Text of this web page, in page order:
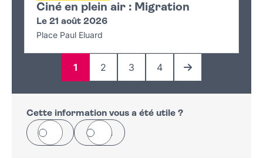
Ciné en plein air : Migration
Le 21 août 2026
Place Paul Eluard
Page
1
Page
2
Page
3
Page
4
Page suivante
Cette information vous a été utile ?
Oui Non